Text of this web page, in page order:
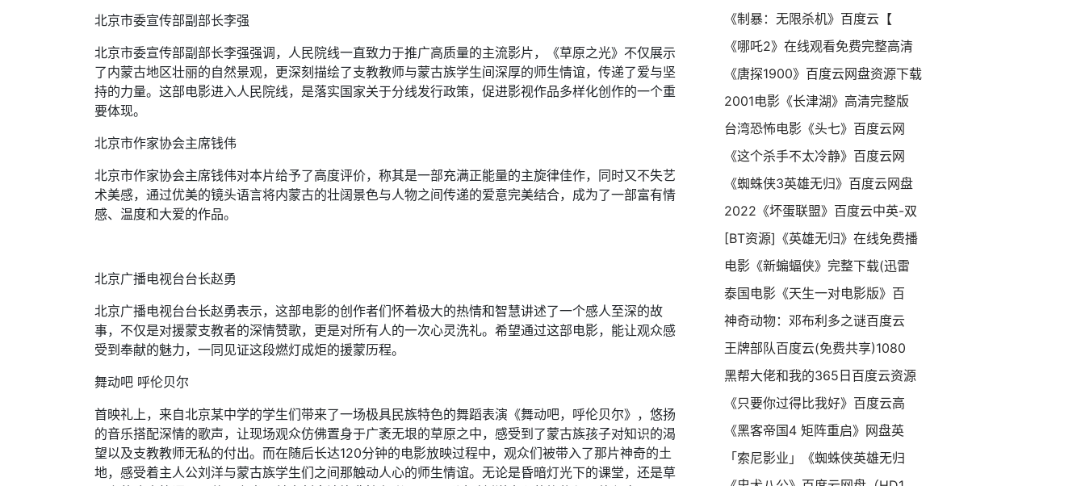
北京市委宣传部副部长李强
北京市委宣传部副部长李强强调，人民院线一直致力于推广高质量的主流影片，《草原之光》不仅展示
了内蒙古地区壮丽的自然景观，更深刻描绘了支教教师与蒙古族学生间深厚的师生情谊，传递了爱与坚
持的力量。这部电影进入人民院线，是落实国家关于分线发行政策，促进影视作品多样化创作的一个重
要体现。
北京市作家协会主席钱伟
北京市作家协会主席钱伟对本片给予了高度评价，称其是一部充满正能量的主旋律佳作，同时又不失艺
术美感，通过优美的镜头语言将内蒙古的壮阔景色与人物之间传递的爱意完美结合，成为了一部富有情
感、温度和大爱的作品。
北京广播电视台台长赵勇
北京广播电视台台长赵勇表示，这部电影的创作者们怀着极大的热情和智慧讲述了一个感人至深的故
事，不仅是对援蒙支教者的深情赞歌，更是对所有人的一次心灵洗礼。希望通过这部电影，能让观众感
受到奉献的魅力，一同见证这段燃灯成炬的援蒙历程。
舞动吧 呼伦贝尔
首映礼上，来自北京某中学的学生们带来了一场极具民族特色的舞蹈表演《舞动吧，呼伦贝尔》，悠扬
的音乐搭配深情的歌声，让现场观众仿佛置身于广袤无垠的草原之中，感受到了蒙古族孩子对知识的渴
望以及支教教师无私的付出。而在随后长达120分钟的电影放映过程中，观众们被带入了那片神奇的土
地，感受着主人公刘洋与蒙古族学生们之间那触动人心的师生情谊。无论是昏暗灯光下的课堂，还是草
《制暴：无限杀机》百度云【
《哪吒2》在线观看免费完整高清
《唐探1900》百度云网盘资源下载
2001电影《长津湖》高清完整版
台湾恐怖电影《头七》百度云网
《这个杀手不太冷静》百度云网
《蜘蛛侠3英雄无归》百度云网盘
2022《坏蛋联盟》百度云中英-双
[BT资源]《英雄无归》在线免费播
电影《新蝙蝠侠》完整下载(迅雷
泰国电影《天生一对电影版》百
神奇动物：邓布利多之谜百度云
王牌部队百度云(免费共享)1080
黑帮大佬和我的365日百度云资源
《只要你过得比我好》百度云高
《黑客帝国4 矩阵重启》网盘英
「索尼影业」《蜘蛛侠英雄无归